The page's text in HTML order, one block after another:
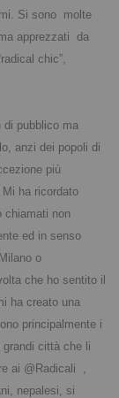
Si sono  molte
apprezzati  da
chic”,
pubblico ma
anzi dei popoli di
più
ha ricordato
chiamati non
ed in senso
o
che ho sentito il
ha creato una
principalmente i
grandi città che li
ai @Radicali  ,
nepalesi, si